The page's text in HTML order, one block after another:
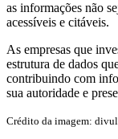
as informações não
acessíveis e citáveis.
As empresas que
estrutura de dados
contribuindo com
sua autoridade e
Crédito da imagem: